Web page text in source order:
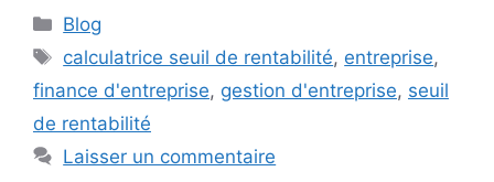
Catégories
Blog
Étiquettes
calculatrice seuil de rentabilité, entreprise,
finance d'entreprise, gestion d'entreprise, seuil
de rentabilité
Laisser un commentaire